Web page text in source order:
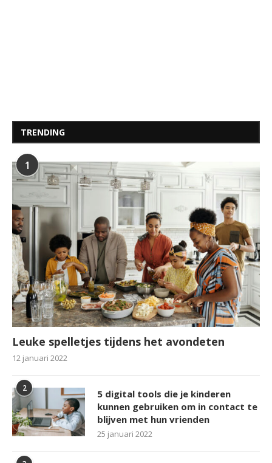
TRENDING
1
Leuke spelletjes tijdens het avondeten
12 januari 2022
2
5 digital tools die je kinderen
kunnen gebruiken om in contact te
blijven met hun vrienden
25 januari 2022